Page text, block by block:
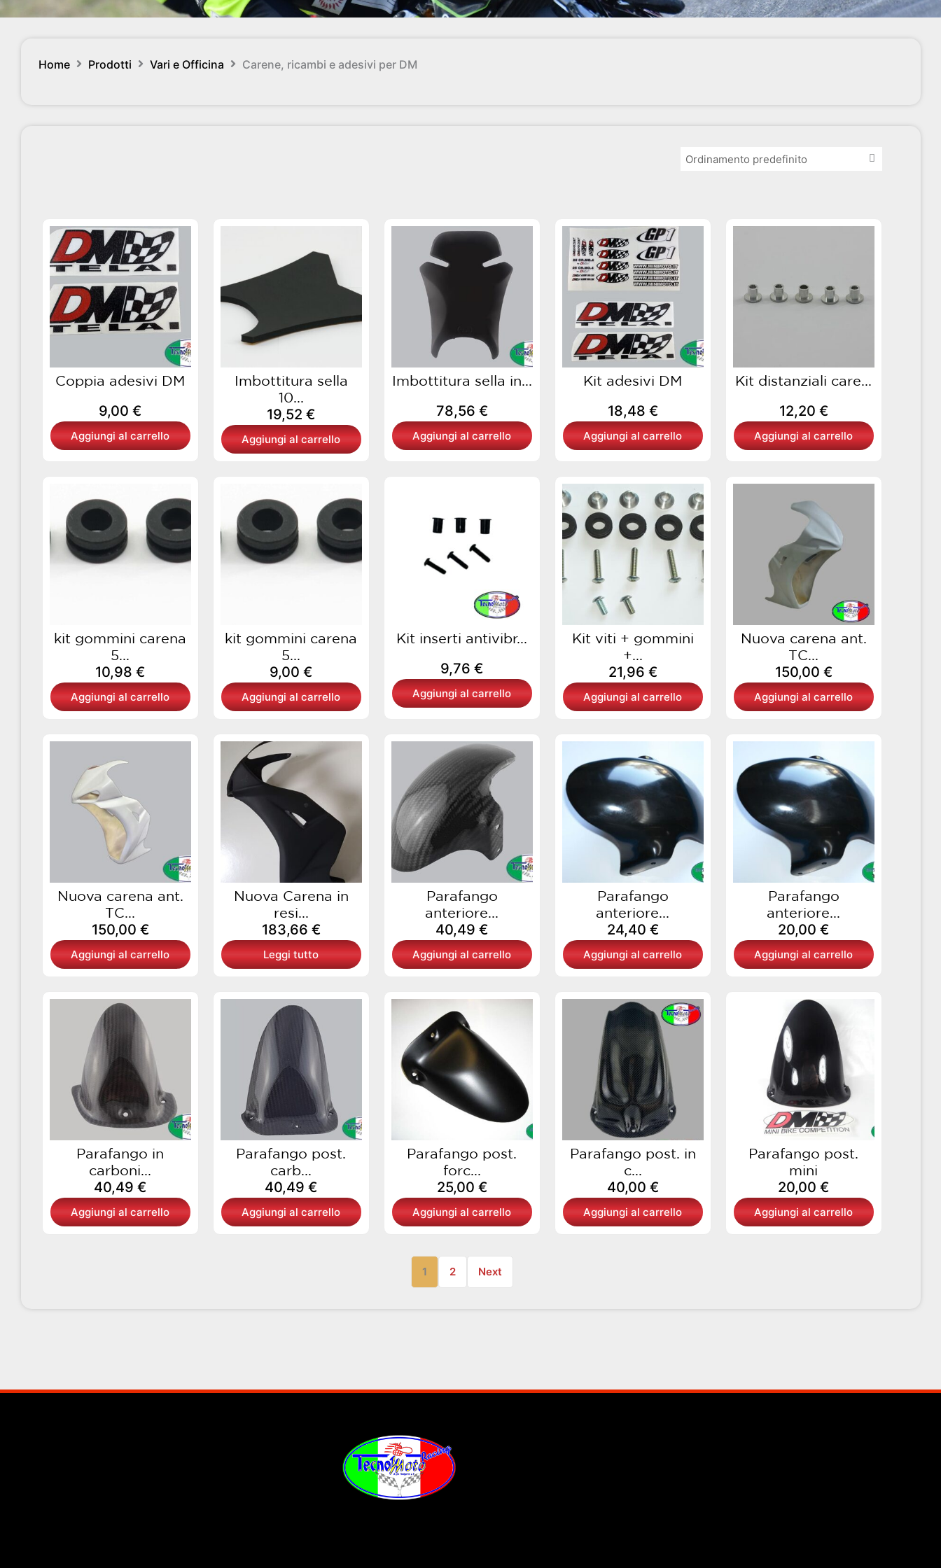
Home Prodotti Vari e Officina Carene, ricambi e adesivi per DM
Coppia adesivi DM
9,00 €
Aggiungi al carrello
Imbottitura sella
10...
19,52 €
Aggiungi al carrello
Imbottitura sella in...
78,56 €
Aggiungi al carrello
Kit adesivi DM
18,48 €
Aggiungi al carrello
Kit distanziali care...
12,20 €
Aggiungi al carrello
kit gommini carena
5...
10,98 €
Aggiungi al carrello
kit gommini carena
5...
9,00 €
Aggiungi al carrello
Kit inserti antivibr...
9,76 €
Aggiungi al carrello
Kit viti + gommini
+...
21,96 €
Aggiungi al carrello
Nuova carena ant.
TC...
150,00 €
Aggiungi al carrello
Nuova carena ant.
TC...
150,00 €
Aggiungi al carrello
Nuova Carena in
resi...
183,66 €
Leggi tutto
Parafango
anteriore...
40,49 €
Aggiungi al carrello
Parafango
anteriore...
24,40 €
Aggiungi al carrello
Parafango
anteriore...
20,00 €
Aggiungi al carrello
Parafango in
carboni...
40,49 €
Aggiungi al carrello
Parafango post.
carb...
40,49 €
Aggiungi al carrello
Parafango post.
forc...
25,00 €
Aggiungi al carrello
Parafango post. in
c...
40,00 €
Aggiungi al carrello
Parafango post.
mini
20,00 €
Aggiungi al carrello
1 2 Next